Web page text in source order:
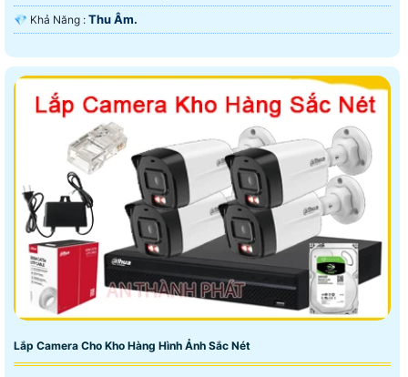
️💎 Khả Năng : Thu Âm.
Lắp Camera Cho Kho Hàng Hình Ảnh Sắc Nét